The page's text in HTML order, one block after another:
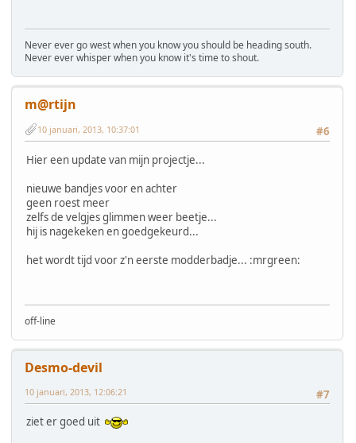
Never ever go west when you know you should be heading south.
Never ever whisper when you know it's time to shout.
m@rtijn
#6
10 januari, 2013, 10:37:01
Hier een update van mijn projectje...
nieuwe bandjes voor en achter
geen roest meer
zelfs de velgjes glimmen weer beetje...
hij is nagekeken en goedgekeurd...
het wordt tijd voor z'n eerste modderbadje... :mrgreen:
off-line
Desmo-devil
#7
10 januari, 2013, 12:06:21
ziet er goed uit